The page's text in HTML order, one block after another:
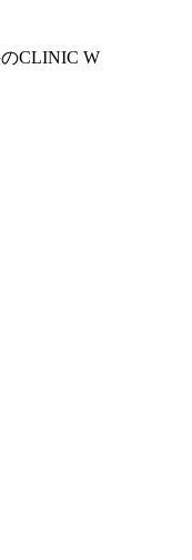
CLINIC W